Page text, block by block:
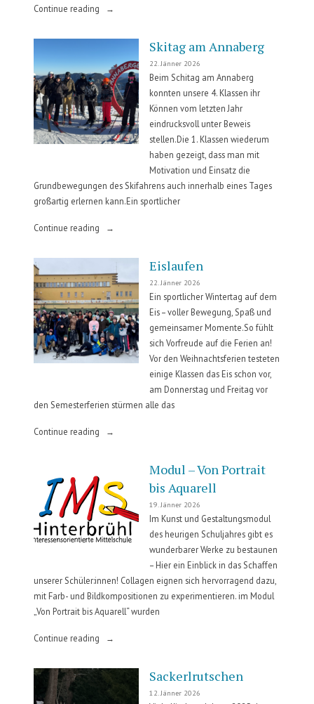
Continue reading
„Sport-
Gesundheitstag
unserer
Schule“
Skitag am Annaberg
22. Jänner 2026
Beim Schitag am Annaberg
konnten unsere 4. Klassen ihr
Können vom letzten Jahr
eindrucksvoll unter Beweis
stellen.Die 1. Klassen wiederum
haben gezeigt, dass man mit
Motivation und Einsatz die
Grundbewegungen des Skifahrens auch innerhalb eines Tages
großartig erlernen kann.Ein sportlicher
Continue reading
„Skitag
Annaberg“
Eislaufen
22. Jänner 2026
Ein sportlicher Wintertag auf dem
Eis – voller Bewegung, Spaß und
gemeinsamer Momente.So fühlt
sich Vorfreude auf die Ferien an!
Vor den Weihnachtsferien testeten
einige Klassen das Eis schon vor,
am Donnerstag und Freitag vor
den Semesterferien stürmen alle das
Continue reading „Eislaufen“
Modul – Von Portrait
bis Aquarell
19. Jänner 2026
Im Kunst und Gestaltungsmodul
des heurigen Schuljahres gibt es
wunderbarer Werke zu bestaunen
– Hier ein Einblick in das Schaffen
unserer Schüler:innen! Collagen eignen sich hervorragend dazu,
mit Farb- und Bildkompositionen zu experimentieren. im Modul
„Von Portrait bis Aquarell“ wurden
Continue reading
„Modul
Von
Portrait
Sackerlrutschen
12. Jänner 2026